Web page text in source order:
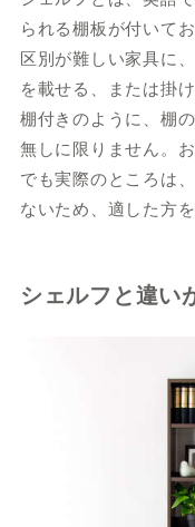
られる棚板が付いて
区別が難しい家具に
を載せる、または掛
棚付きのように、棚
無しに限りません。
でも実際のところは
ないため、適した方
シェルフと違い